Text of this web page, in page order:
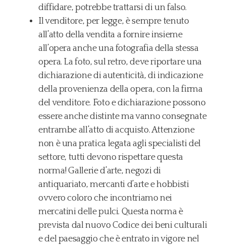
diffidare, potrebbe trattarsi di un falso.
Il venditore, per legge, è sempre tenuto
all’atto della vendita a fornire insieme
all’opera anche una fotografia della stessa
opera. La foto, sul retro, deve riportare una
dichiarazione di autenticità, di indicazione
della provenienza della opera, con la firma
del venditore. Foto e dichiarazione possono
essere anche distinte ma vanno consegnate
entrambe all’atto di acquisto. Attenzione
non è una pratica legata agli specialisti del
settore, tutti devono rispettare questa
norma! Gallerie d’arte, negozi di
antiquariato, mercanti d’arte e hobbisti
ovvero coloro che incontriamo nei
mercatini delle pulci. Questa norma è
prevista dal nuovo Codice dei beni culturali
e del paesaggio che è entrato in vigore nel